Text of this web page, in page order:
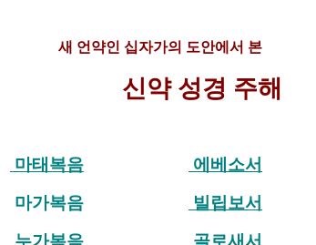
새 언약인 십자가의 도안에서 본
신약 성경 주해
마태복음
마가복음
누가복음
에베소서
빌립보서
골로새서